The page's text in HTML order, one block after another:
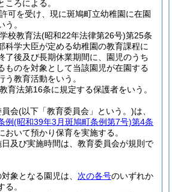
ころによる。
可を受け、現に斑鳩町立幼稚園に在園
う。
校教育法(昭和22年法律第26号)第25条
科学大臣が定める幼稚園の教育課程に
了後及び長期休業期間に、園児のうち
ものを対象として当該園児が在園する
う教育活動をいう。
法第16条に規定する保護者をいう。
員会(以下「教育委員会」という。)は、
例(昭和39年3月斑鳩町条例第7号)第4条
おいて預かり保育を実施する。
及び実施時間は、教育委員会が規則で
象となる園児は、 次の各号のいずれか
。